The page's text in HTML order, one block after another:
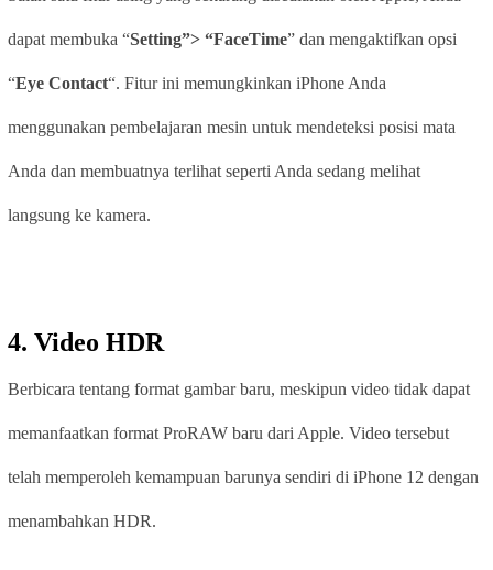
dapat membuka “Setting”> “FaceTime” dan mengaktifkan opsi
“Eye Contact“. Fitur ini memungkinkan iPhone Anda
menggunakan pembelajaran mesin untuk mendeteksi posisi mata
Anda dan membuatnya terlihat seperti Anda sedang melihat
langsung ke kamera.
4. Video HDR
Berbicara tentang format gambar baru, meskipun video tidak dapat
memanfaatkan format ProRAW baru dari Apple. Video tersebut
telah memperoleh kemampuan barunya sendiri di iPhone 12 dengan
menambahkan HDR.